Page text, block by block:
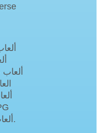
ألعاب الأندرويد.